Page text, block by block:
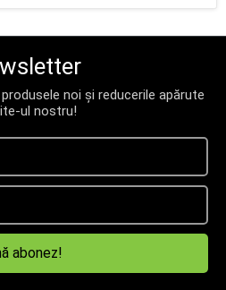
noi și reducerile apărute
ul nostru!
abonez!